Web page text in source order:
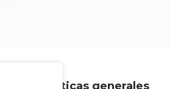
Políticas generales